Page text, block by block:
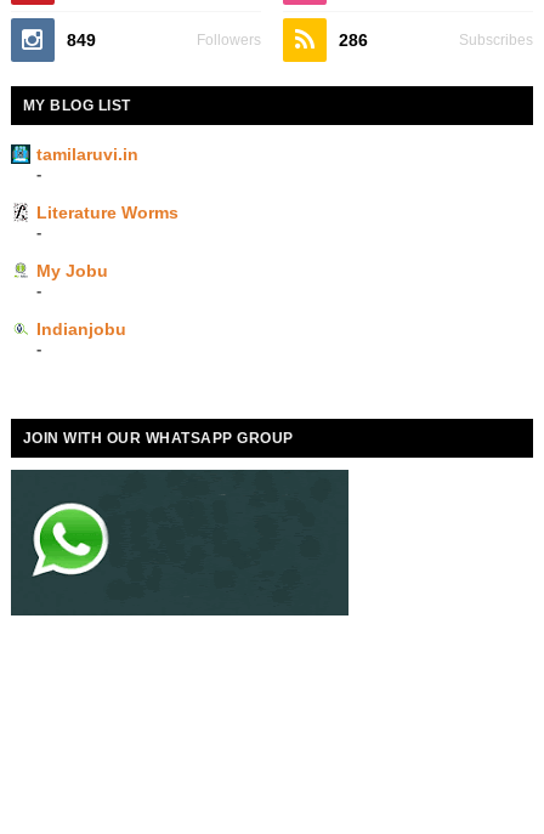
849 Followers 286 Subscribes
MY BLOG LIST
tamilaruvi.in
-
Literature Worms
-
My Jobu
-
Indianjobu
-
JOIN WITH OUR WHATSAPP GROUP